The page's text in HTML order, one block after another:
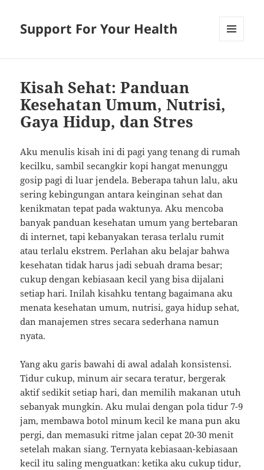
Support For Your Health
Kisah Sehat: Panduan
Kesehatan Umum, Nutrisi,
Gaya Hidup, dan Stres
Aku menulis kisah ini di pagi yang tenang di rumah
kecilku, sambil secangkir kopi hangat menunggu
gosip pagi di luar jendela. Beberapa tahun lalu, aku
sering kebingungan antara keinginan sehat dan
kenikmatan tepat pada waktunya. Aku mencoba
banyak panduan kesehatan umum yang bertebaran
di internet, tapi kebanyakan terasa terlalu rumit
atau terlalu ekstrem. Perlahan aku belajar bahwa
kesehatan tidak harus jadi sebuah drama besar;
cukup dengan kebiasaan kecil yang bisa dijalani
setiap hari. Inilah kisahku tentang bagaimana aku
menata kesehatan umum, nutrisi, gaya hidup sehat,
dan manajemen stres secara sederhana namun
nyata.
Yang aku garis bawahi di awal adalah konsistensi.
Tidur cukup, minum air secara teratur, bergerak
aktif sedikit setiap hari, dan memilih makanan utuh
sebanyak mungkin. Aku mulai dengan pola tidur 7-9
jam, membawa botol minum kecil ke mana pun aku
pergi, dan memasuki ritme jalan cepat 20-30 menit
setelah makan siang. Ternyata kebiasaan-kebiasaan
kecil itu saling menguatkan: ketika aku cukup tidur,